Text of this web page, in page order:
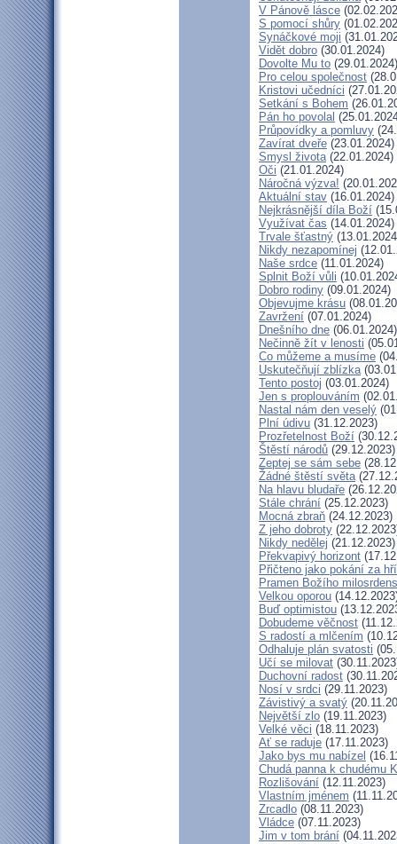
V Pánově lásce
S pomocí shůry
Synáčkové moji
Vidět dobro (30.01.2024)
Dovolte Mu to (29.01.2024)
Pro celou společnost
Kristovi učedníci
Setkání s Bohem
Pán ho povolal
Průpovídky a pomluvy
Zavírat dveře (23.01.2024)
Smysl života(22.01.2024)
Oči (21.01.2024)
Náročná výzva!
Aktuální stav (16.01.2024)
Nejkrásnější díla Boží
Využívat čas (14.01.2024)
Trvale šťastný
Nikdy nezapomínej
Naše srdce (11.01.2024)
Splnit Boží vůli
Dobro rodiny (09.01.2024)
Objevujme krásu
Zavržení (07.01.2024)
Dnešního dne (06.01.2024)
Nečinně žít v lenosti
Co můžeme a musíme
Uskutečňují zblízka
Tento postoj (03.01.2024)
Jen s proplouváním
Nastal nám den veselý
Plní údivu (31.12.2023)
Prozřetelnost Boží
Štěstí národů (29.12.2023)
Zeptej se sám sebe
Žádné štěstí světa
Na hlavu bludaře
Stále chrání (25.12.2023)
Mocná zbraň (24.12.2023)
Z jeho dobroty
Nikdy nedělej (21.12.2023)
Překvapivý horizont
Přičteno jako pokání za
Pramen Božího
Velkou oporou
Buď optimistou
Dobudeme věčnost
S radostí a mlčením
Odhaluje plán svatosti
Učí se milovat
Duchovní radost
Nosí v srdci (29.11.2023)
Závistivý a svatý
Největší zlo (19.11.2023)
Velké věci (18.11.2023)
Ať se raduje (17.11.2023)
Jako bys mu nabízel
Chudá panna k chudému
Rozlišování (12.11.2023)
Vlastním jménem
Zrcadlo (08.11.2023)
Vládce (07.11.2023)
Jim v tom brání